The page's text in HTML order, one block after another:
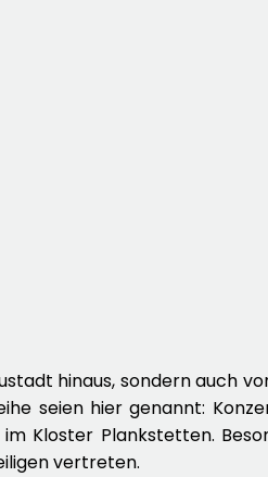
hinaus, sondern auch
seien hier genannt:
Kloster Plankstetten.
vertreten.